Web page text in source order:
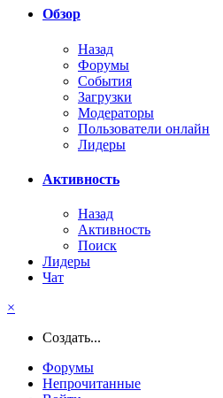
Обзор
Назад
Форумы
События
Загрузки
Модераторы
Пользователи онлайн
Лидеры
Активность
Назад
Активность
Поиск
Лидеры
Чат
×
Создать...
Форумы
Непрочитанные